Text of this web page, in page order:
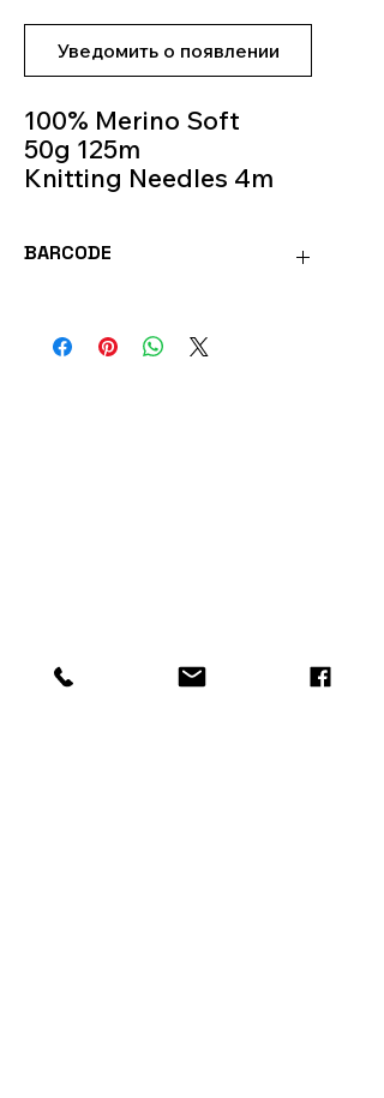
Уведомить о появлении
100% Merino Soft
50g 125m
Knitting Needles 4m
BARCODE